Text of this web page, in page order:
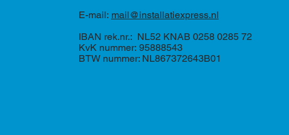
E-mail: mail@installatiexpress.nl
IBAN rek.nr.: NL52 KNAB 0258 0285 72
KvK nummer: 95888543
BTW nummer: NL867372643B01